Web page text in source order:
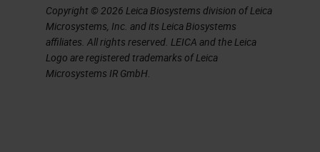
Copyright © 2026 Leica Biosystems division of Leica
Microsystems, Inc. and its Leica Biosystems
affiliates. All rights reserved. LEICA and the Leica
Logo are registered trademarks of Leica
Microsystems IR GmbH.